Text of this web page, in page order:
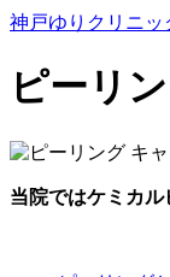
神戸ゆりクリニッ
ピーリ
当院ではケミカ